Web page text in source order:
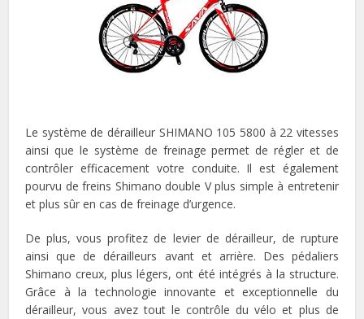
Le système de dérailleur SHIMANO 105 5800 à 22 vitesses
ainsi que le système de freinage permet de régler et de
contrôler efficacement votre conduite. Il est également
pourvu de freins Shimano double V plus simple à entretenir
et plus sûr en cas de freinage d’urgence.
De plus, vous profitez de levier de dérailleur, de rupture
ainsi que de dérailleurs avant et arrière. Des pédaliers
Shimano creux, plus légers, ont été intégrés à la structure.
Grâce à la technologie innovante et exceptionnelle du
dérailleur, vous avez tout le contrôle du vélo et plus de